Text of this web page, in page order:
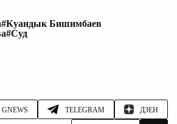
#Куандык Бишимбаев
#Суд
GNEWS TELEGRAM ДЗЕН